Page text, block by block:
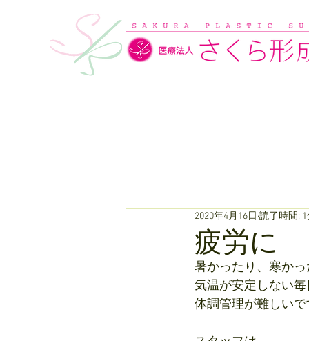
疲労に
2020年4月16日 読了時間:
暑かったり、寒か
気温が安定しない
体調管理が難しい